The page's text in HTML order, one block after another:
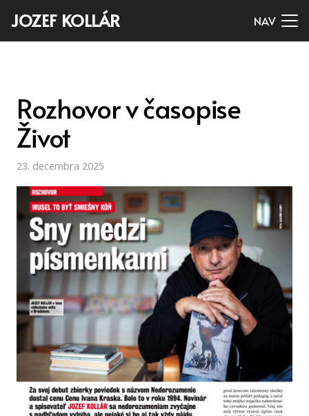
JOZEF KOLLÁR NAV
Rozhovor v časopise
Život
23. decembra 2025